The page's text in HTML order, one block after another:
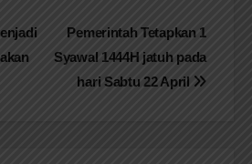
Pemerintah Tetapkan 1
Syawal 1444H jatuh pada
hari Sabtu 22 April